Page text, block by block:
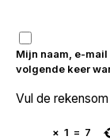
Mijn naam, e-
volgende keer
Vul de
× 1 = 7